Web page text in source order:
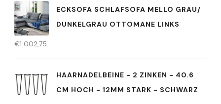
ECKSOFA SCHLAFSOFA MELLO GRAU/
DUNKELGRAU OTTOMANE LINKS
€1 002,75
HAARNADELBEINE - 2 ZINKEN - 40.6
CM HOCH - 12MM STARK - SCHWARZ